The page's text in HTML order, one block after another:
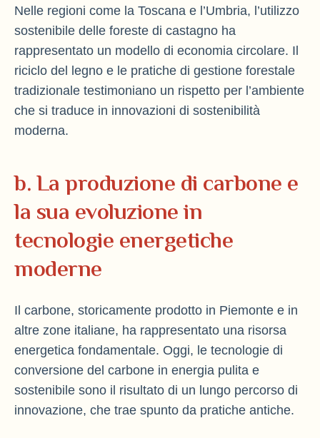
Nelle regioni come la Toscana e l’Umbria, l’utilizzo
sostenibile delle foreste di castagno ha
rappresentato un modello di economia circolare. Il
riciclo del legno e le pratiche di gestione forestale
tradizionale testimoniano un rispetto per l’ambiente
che si traduce in innovazioni di sostenibilità
moderna.
b. La produzione di carbone e
la sua evoluzione in
tecnologie energetiche
moderne
Il carbone, storicamente prodotto in Piemonte e in
altre zone italiane, ha rappresentato una risorsa
energetica fondamentale. Oggi, le tecnologie di
conversione del carbone in energia pulita e
sostenibile sono il risultato di un lungo percorso di
innovazione, che trae spunto da pratiche antiche.